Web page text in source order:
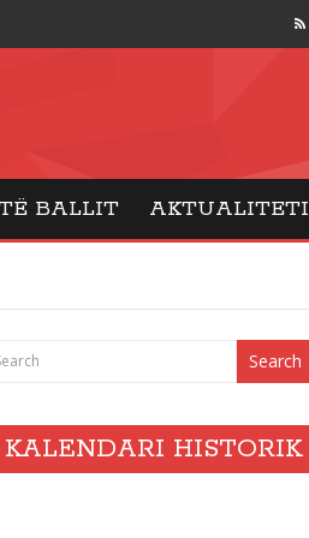
BALLIT AKTUALITETI
KALENDARI HISTORIK